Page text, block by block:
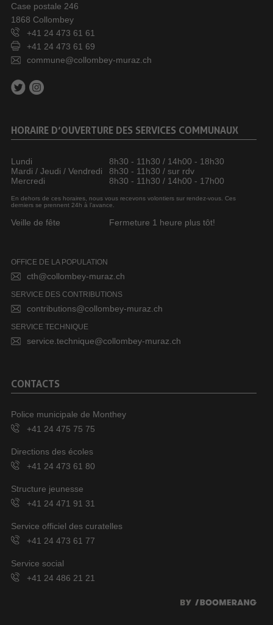
Case postale 246
1868 Collombey
+41 24 473 61 61
+41 24 473 61 69
commune@collombey-muraz.ch
HORAIRE D’OUVERTURE DES SERVICES COMMUNAUX
Lundi
8h30 - 11h30 / 14h00 - 18h30
Mardi / Jeudi / Vendredi
8h30 - 11h30 / sur rdv
Mercredi
8h30 - 11h30 / 14h00 - 17h00
En dehors de ces horaires, nous vous recevons volontiers sur rendez-vous. Ces
derniers se prennent 24h à l’avance.
Veille de fête Fermeture 1 heure plus tôt!
OFFICE DE LA POPULATION
cth@collombey-muraz.ch
SERVICE DES CONTRIBUTIONS
contributions@collombey-muraz.ch
SERVICE TECHNIQUE
service.technique@collombey-muraz.ch
CONTACTS
Police municipale de Monthey
+41 24 475 75 75
Directions des écoles
+41 24 473 61 80
Structure jeunesse
+41 24 471 91 31
Service officiel des curatelles
+41 24 473 61 77
Service social
+41 24 486 21 21